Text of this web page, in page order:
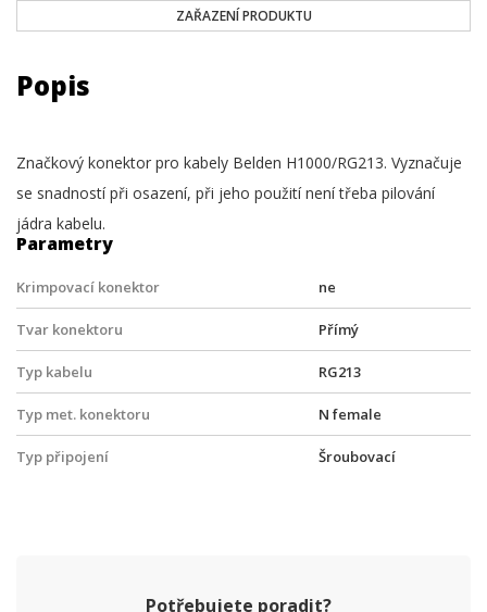
ZAŘAZENÍ PRODUKTU
Popis
Značkový konektor pro kabely Belden H1000/RG213. Vyznačuje
se snadností při osazení, při jeho použití není třeba pilování
jádra kabelu.
Parametry
Krimpovací konektor ne
Tvar konektoru Přímý
Typ kabelu RG213
Typ met. konektoru N female
Typ připojení Šroubovací
Potřebujete poradit?